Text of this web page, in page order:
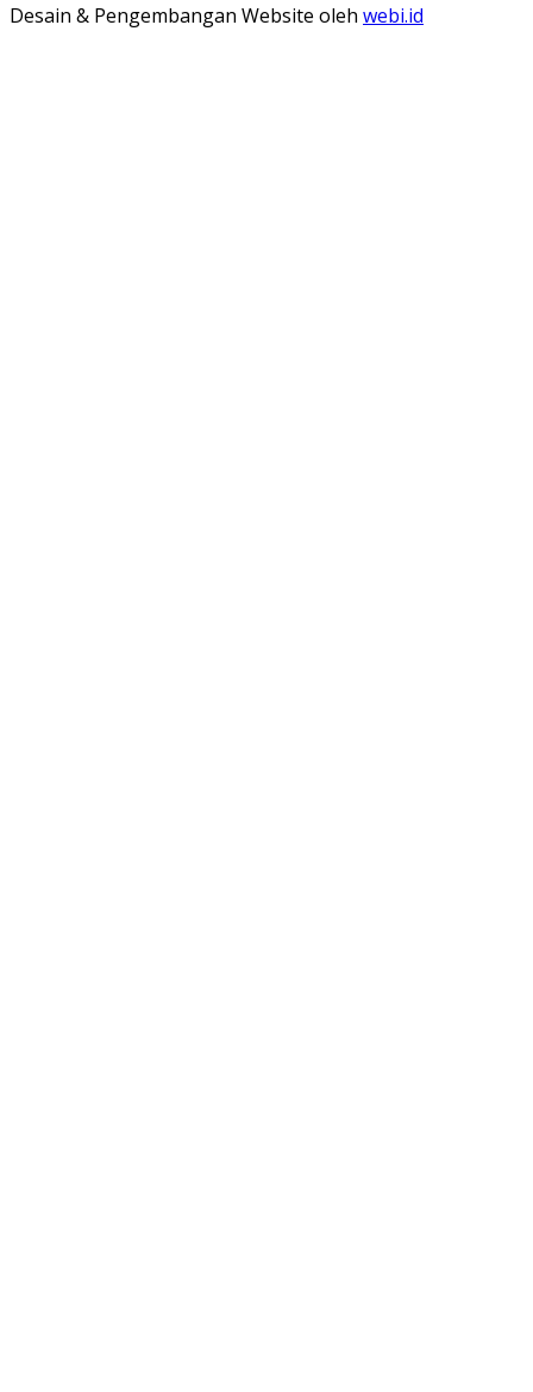
Desain & Pengembangan Website oleh webi.id